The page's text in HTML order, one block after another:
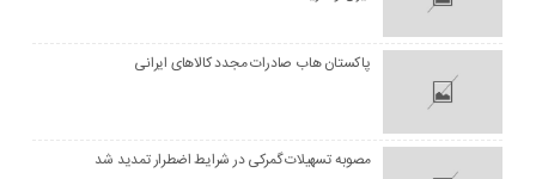
پاکستان هاب صادرات مجدد کالاهای ایرانی
مصوبه تسهیلات گمرکی در شرایط اضطرار تمدید شد